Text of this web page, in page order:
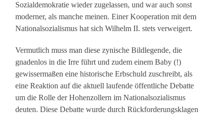
Sozialdemokratie wieder zugelassen, und war auch sonst
moderner, als manche meinen. Einer Kooperation mit dem
Nationalsozialismus hat sich Wilhelm II. stets verweigert.
Vermutlich muss man diese zynische Bildlegende, die
gnadenlos in die Irre führt und zudem einem Baby (!)
gewissermaßen eine historische Erbschuld zuschreibt, als
eine Reaktion auf die aktuell laufende öffentliche Debatte
um die Rolle der Hohenzollern im Nationalsozialismus
deuten. Diese Debatte wurde durch Rückforderungsklagen